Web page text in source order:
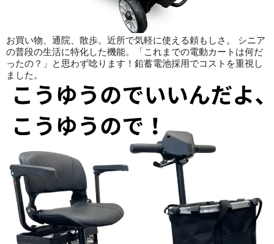
お買い物、通院、散歩。近所で気軽に使える頼もしさ。 シニア
の普段の生活に特化した機能。「これまでの電動カートは何だ
ったの？」と思わず唸ります！鉛蓄電池採用でコストを重視し
ました。